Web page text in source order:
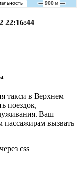
22:16:44
такси в Верхнем
поездок,
Ваш
пассажирам вызвать
css